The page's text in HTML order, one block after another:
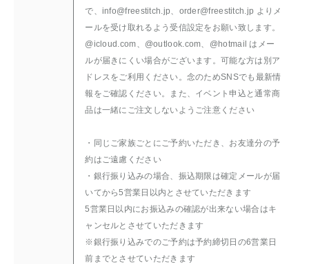
で、info@freestitch.jp、order@freestitch.jp よりメ
ールを受け取れるよう受信設定をお願い致します。
@icloud.com、@outlook.com、@hotmail はメー
ルが届きにくい場合がございます。可能な方は別ア
ドレスをご利用ください。念のためSNSでも最新情
報をご確認ください。また、イベント申込と通常商
品は一緒にご注文しないようご注意ください
・同じご家族ごとにご予約いただき、お友達分の予
約はご遠慮ください
・銀行振り込みの場合、振込期限は確定メールが届
いてから5営業日以内とさせていただきます
5営業日以内にお振込みの確認が出来ない場合はキ
ャンセルとさせていただきます
※銀行振り込みでのご予約は予約締切日の6営業日
前までとさせていただきます